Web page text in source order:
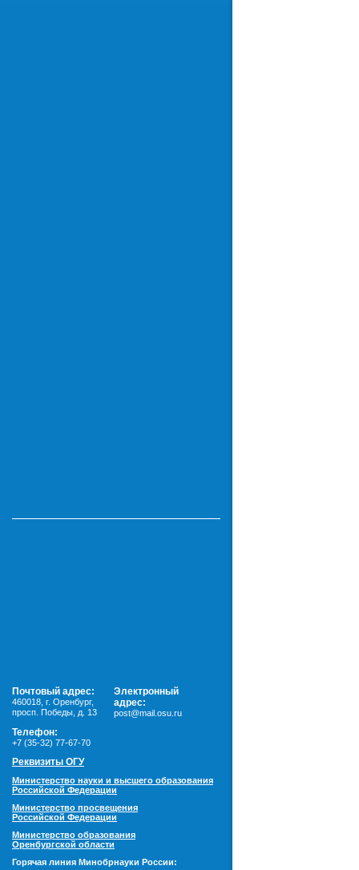
Почтовый адрес:
460018 г. Оренбург,
просп. Победы, д. 13
Электронный
адрес:
post@mail.osu.ru
Телефон:
+7 (35-32) 77-67-70
Реквизиты ОГУ
Министерство науки и высшего образования
Российской Федерации
Министерство просвещения
Российской Федерации
Министерство образования
Оренбургской области
Горячая линия Минобрнауки России: